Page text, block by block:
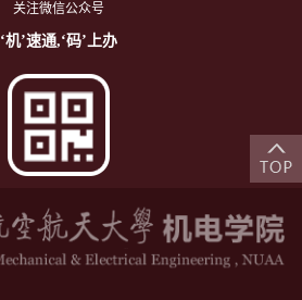
关注微信公众号
‘机’速通,‘码’上办